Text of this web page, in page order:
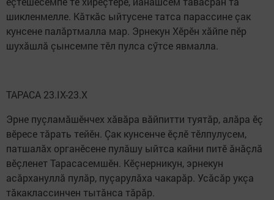
шикленмелле. Кăткăс ыйтусене татса парассине çак
кунсене палăртмалла мар. Эрнекун Хӗрӗн хăйпе пӗр
шухăшлă çынсемпе тӗл пулса сӳтсе явмалла.
ТАРАСА 23.IX-23.X
Эрне пуçламăшӗнчех хăвăра вăйпитти туятăр, алăра ӗç
вӗресе тăрать тейӗн. Çак кунсенче ӗçлӗ тӗлпулусем,
патшалăх органӗсене пулăшу ыйтса кайни питӗ ăнăçлă
вӗçленет Тарасасемшӗн. Кӗçнерникун, эрнекун
асăрхануллă пулăр, пуçарулăха чакарăр. Усăсăр укçа
тăкаклассинчен тытăнса тăрăр.